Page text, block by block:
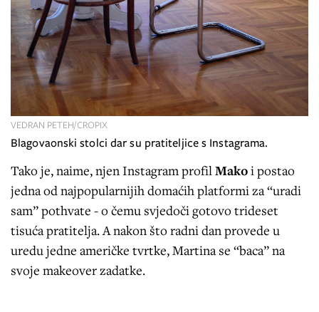
Blagovaonski stolci dar su pratiteljice s Instagrama.
VEDRAN PETEH/CROPIX
Tako je, naime, njen Instagram profilMakoi postao
jedna od najpopularnijih domaćih platformi za “uradi
sam” pothvate - o čemu svjedoči gotovo trideset
tisuća pratitelja. A nakon što radni dan provede u
uredu jedne američke tvrtke, Martina se “baca” na
svoje makeover zadatke.